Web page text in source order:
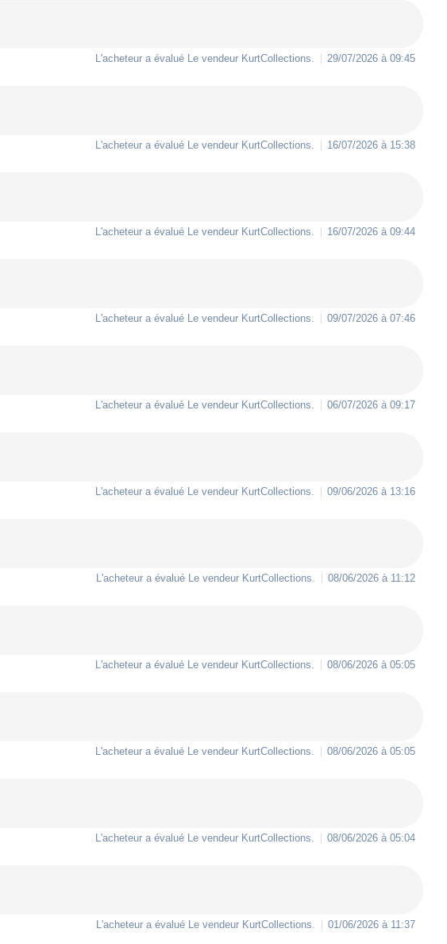
L'acheteur a évalué Le vendeur KurtCollections 29/07/2026 à 09:45
L'acheteur a évalué Le vendeur KurtCollections 16/07/2026 à 15:38
L'acheteur a évalué Le vendeur KurtCollections 16/07/2026 à 09:44
L'acheteur a évalué Le vendeur KurtCollections 09/07/2026 à 07:46
L'acheteur a évalué Le vendeur KurtCollections 06/07/2026 à 09:17
L'acheteur a évalué Le vendeur KurtCollections 09/06/2026 à 13:16
L'acheteur a évalué Le vendeur KurtCollections 08/06/2026 à 11:12
L'acheteur a évalué Le vendeur KurtCollections 08/06/2026 à 05:05
L'acheteur a évalué Le vendeur KurtCollections 08/06/2026 à 05:05
L'acheteur a évalué Le vendeur KurtCollections 08/06/2026 à 05:04
L'acheteur a évalué Le vendeur KurtCollections 01/06/2026 à 11:37